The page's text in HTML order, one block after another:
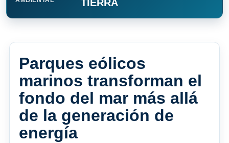
TIERRA
Parques eólicos
marinos transforman el
fondo del mar más allá
de la generación de
energía